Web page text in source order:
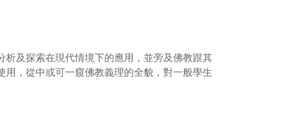
及探索在現代情境下的應用，並旁及佛教跟其
，從中或可一窺佛教義理的全貌，對一般學生